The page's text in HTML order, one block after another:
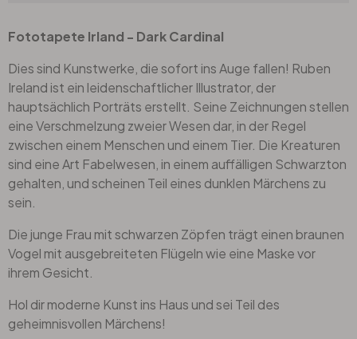
Fototapete Irland - Dark Cardinal
Dies sind Kunstwerke, die sofort ins Auge fallen! Ruben
Ireland ist ein leidenschaftlicher Illustrator, der
hauptsächlich Porträts erstellt. Seine Zeichnungen stellen
eine Verschmelzung zweier Wesen dar, in der Regel
zwischen einem Menschen und einem Tier. Die Kreaturen
sind eine Art Fabelwesen, in einem auffälligen Schwarzton
gehalten, und scheinen Teil eines dunklen Märchens zu
sein.
Die junge Frau mit schwarzen Zöpfen trägt einen braunen
Vogel mit ausgebreiteten Flügeln wie eine Maske vor
ihrem Gesicht.
Hol dir moderne Kunst ins Haus und sei Teil des
geheimnisvollen Märchens!